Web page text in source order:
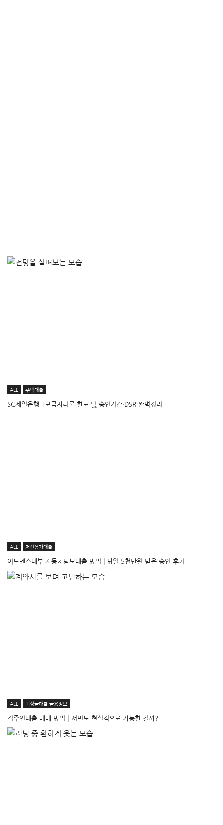
ALL 주택대출
SC제일은행 T보금자리론 한도 및 승인기간·DSR 완벽정리
ALL 저신용자대출
어드벤스대부 자동차담보대출 방법│당일 5천만원 받은 승인 후기
ALL 비상금대출·금융정보
집주인대출 매매 방법│서민도 현실적으로 가능한 걸까?